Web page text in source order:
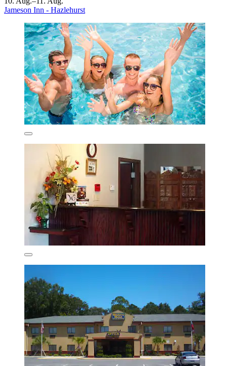
Jameson Inn - Hazlehurst